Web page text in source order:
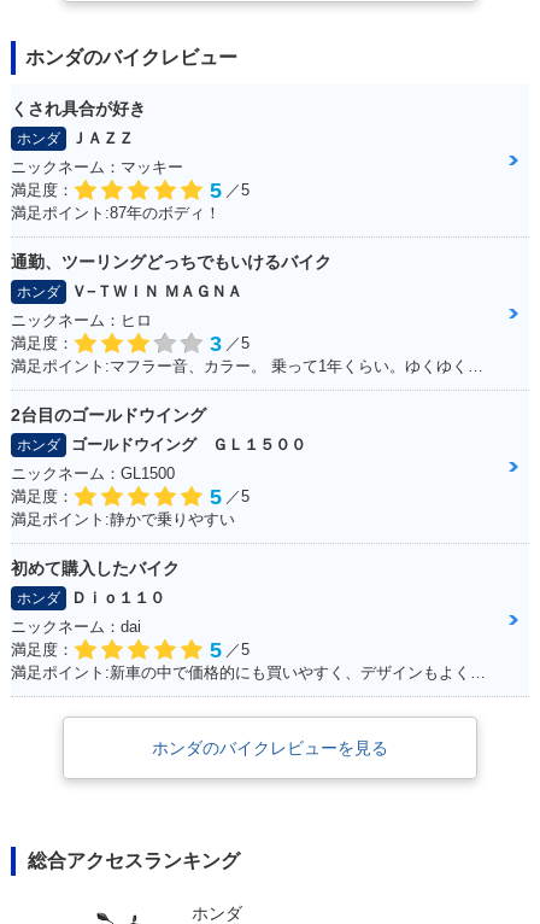
ホンダのバイクレビュー
くされ具合が好き
ホンダ
ＪＡＺＺ
ニックネーム：マッキー
満足度：
5 ／5
満足ポイント:87年のボディ！
通勤、ツーリングどっちでもいけるバイク
ホンダ
Ｖ−ＴＷＩＮ ＭＡＧＮＡ
ニックネーム：ヒロ
満足度：
3 ／5
2台目のゴールドウイング
ホンダ
ゴールドウイング ＧＬ１５００
ニックネーム：GL1500
満足度：
5 ／5
満足ポイント:静かで乗りやすい
初めて購入したバイク
ホンダ
Ｄｉｏ１１０
ニックネーム：dai
満足度：
5 ／5
ホンダのバイクレビューを見る
総合アクセスランキング
ホンダ